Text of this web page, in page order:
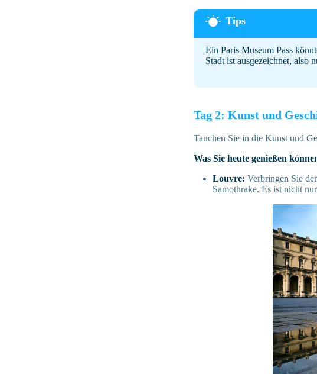
Ein Paris Museum Pass
Stadt ist ausgezeichnet, also
Tag 2: Kunst und
Tauchen Sie in die Kunst und
Was Sie heute genießen
Louvre: Verbringen Sie
Samothrake. Es ist nicht